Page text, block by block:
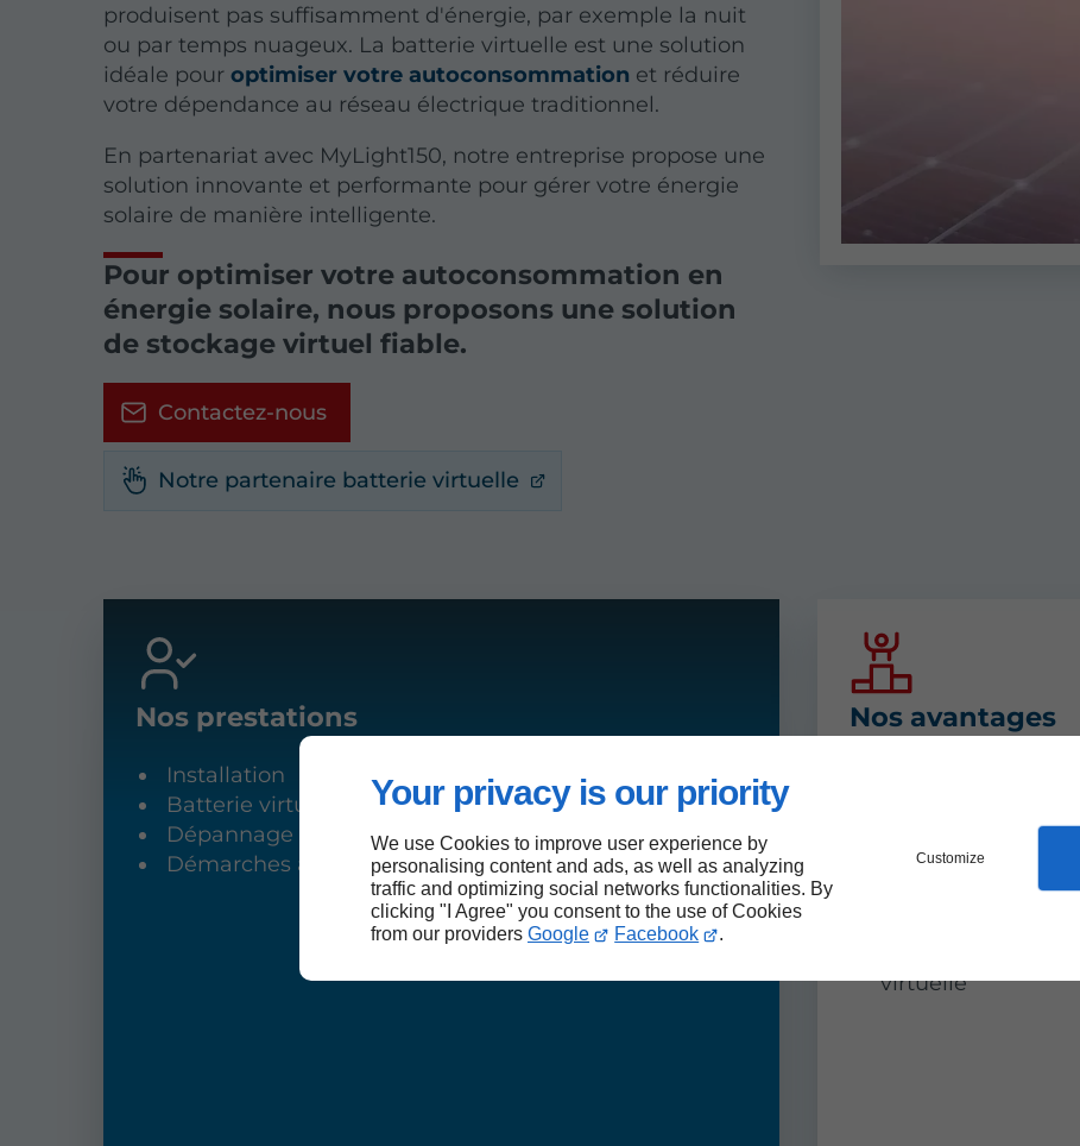
Your privacy is our priority
We use Cookies to improve user experience by
personalising content and ads, as well as analyzing
traffic and optimizing social networks functionalities. By
clicking "I Agree" you consent to the use of Cookies
from our providers Google Facebook .
Customize
produisent pas suffisamment d'énergie, par exemple la nuit
ou par temps nuageux. La batterie virtuelle est une solution
idéale pouroptimiser votre autoconsommation et réduire
votre dépendance au réseau électrique traditionnel.
En partenariat avec MyLight150, notre entreprise propose une
solution innovante et performante pour gérer votre énergie
solaire de manière intelligente.
Pour optimiser votre autoconsommation en
énergie solaire, nous proposons une solution
de stockage virtuel fiable.
Contactez-nous
Notre partenaire batterie virtuelle
Nos prestations
Installation
Batterie virtuelle
Dépannage
Démarches administratives
Nos avantages
Prestations sur
mesure
virtuelle